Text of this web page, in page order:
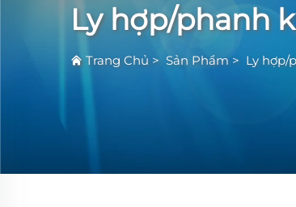
Ly hợp/phanh
Trang Chủ > Sản Phẩm > Ly hợp/